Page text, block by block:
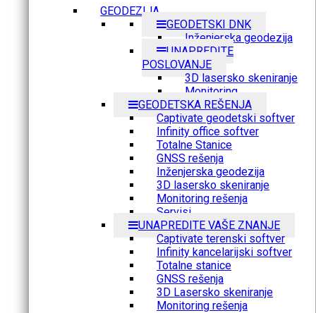
GEODEZIJA
GEODETSKI DNK
Inženjerska geodezija
UNAPREDITE
POSLOVANJE
3D lasersko skeniranje
Monitoring
GEODETSKA REŠENJA
Captivate geodetski softver
Infinity office softver
Totalne Stanice
GNSS rešenja
Inženjerska geodezija
3D lasersko skeniranje
Monitoring rešenja
Servisi
UNAPREDITE VAŠE ZNANJE
Captivate terenski softver
Infinity kancelarijski softver
Totalne stanice
GNSS rešenja
3D Lasersko skeniranje
Monitoring rešenja